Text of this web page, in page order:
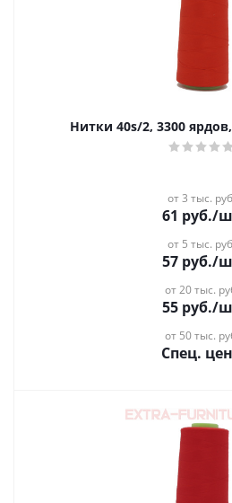
Нитки 40s/2, 3300
от 3 тыс.
61 руб./
от 5 тыс.
57 руб./
от 20 тыс.
55 руб./
от 50 тыс.
Спец.